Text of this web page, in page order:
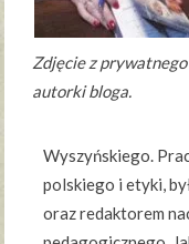
Zdjęcie z
autorki bloga.
Wyszyńskiego.
polskiego i etyki,
oraz redaktorem